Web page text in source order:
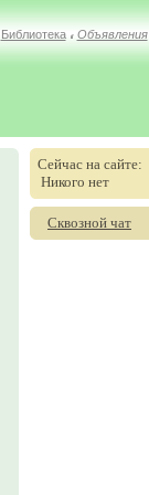
Библиотека // Объявления
Сейчас на сайте:
Никого нет
Сквозной чат